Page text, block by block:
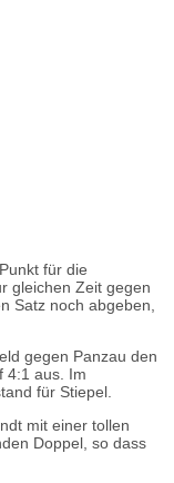
für die
gleichen Zeit gegen
Satz noch abgeben,
gegen Panzau den
4:1 aus. Im
für Stiepel.
mit einer tollen
Doppel, so dass